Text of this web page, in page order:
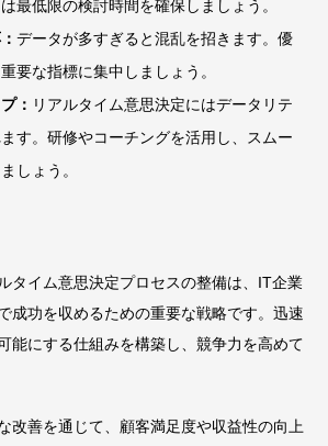
最低限の検討時間を確保しましょう。
データが多すぎると混乱を招きます。優
要な指標に集中しましょう。
： リアルタイム意思決定にはデータリテ
す。研修やコーチングを活用し、スムー
しょう。
タイム意思決定プロセスの整備は、IT企業
成功を収めるための重要な戦略です。迅速
能にする仕組みを構築し、競争力を高めて
改善を通じて、顧客満足度や収益性の向上